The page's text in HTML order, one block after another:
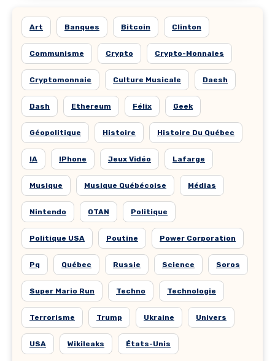
Art Banques Bitcoin Clinton
Communisme Crypto Crypto-Monnaies
Cryptomonnaie Culture Musicale Daesh
Dash Ethereum Félix Geek
Géopolitique Histoire Histoire Du Québec
IA IPhone Jeux Vidéo Lafarge
Musique Musique Québécoise Médias
Nintendo OTAN Politique
Politique USA Poutine Power Corporation
Pq Québec Russie Science Soros
Super Mario Run Techno Technologie
Terrorisme Trump Ukraine Univers
USA Wikileaks États-Unis